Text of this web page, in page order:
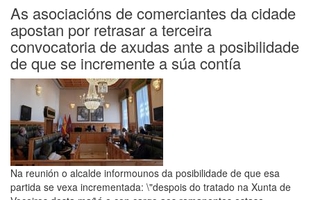
Asociación
Hostelería
Compostela
para
estudar
as
bases
da
nova
convocatoria
de
axudas
ao
sector
As asociacións de comerciantes da cidade
apostan por retrasar a terceira
convocatoria de axudas ante a posibilidade
de que se incremente a súa contía
Na reunión o alcalde informounos da posibilidade de que esa
partida se vexa incrementada: \"despois do tratado na Xunta de